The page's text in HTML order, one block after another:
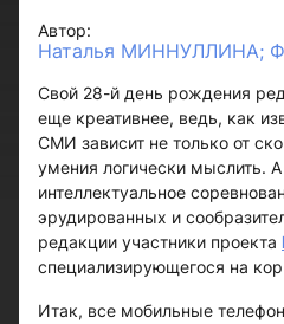
Автор:
Наталья МИННУЛЛИНА;
Свой 28-й день рождения
еще креативнее, ведь, как
СМИ зависит не только от
умения логически мыслить.
интеллектуальное
эрудированных и
редакции участники проекта
специализирующегося на
Итак, все мобильные